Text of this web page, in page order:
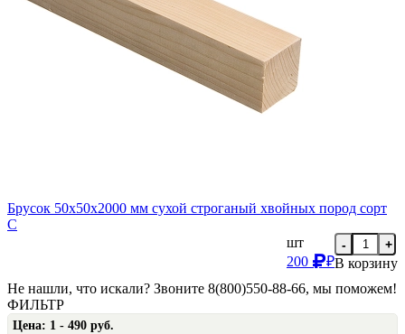
Брусок 50х50х2000 мм сухой строганый хвойных пород сорт
C
шт
200
₽
- +
В корзину
Не нашли, что искали? Звоните 8(800)550-88-66, мы поможем!
ФИЛЬТР
Цена: 1 - 490 руб.